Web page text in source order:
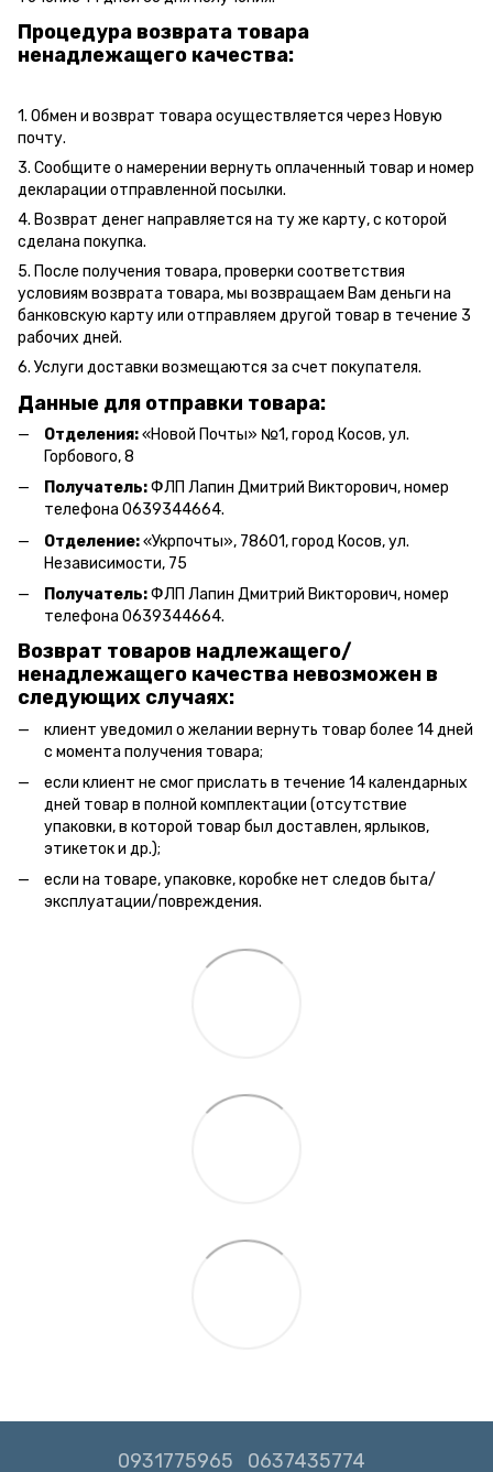
Процедура возврата товара
ненадлежащего качества:
1. Обмен и возврат товара осуществляется через Новую
почту.
3. Сообщите о намерении вернуть оплаченный товар и номер
декларации отправленной посылки.
4. Возврат денег направляется на ту же карту, с которой
сделана покупка.
5. После получения товара, проверки соответствия
условиям возврата товара, мы возвращаем Вам деньги на
банковскую карту или отправляем другой товар в течение 3
рабочих дней.
6. Услуги доставки возмещаются за счет покупателя.
Данные для отправки товара:
Отделения:«Новой Почты» №1, город Косов,ул.
Горбового, 8
Получатель:ФЛП Лапин Дмитрий Викторович, номер
телефона 0639344664.
Отделение:«Укрпочты», 78601, город Косов, ул.
Независимости, 75
Получатель:ФЛП Лапин Дмитрий Викторович, номер
телефона 0639344664.
Возврат товаров надлежащего/
ненадлежащего качества невозможен в
следующих случаях:
клиент уведомил о желании вернуть товар более 14 дней
с момента получения товара;
если клиент не смог прислать в течение 14 календарных
дней товар в полной комплектации (отсутствие
упаковки, в которой товар был доставлен, ярлыков,
этикеток и др.);
если на товаре, упаковке, коробке нет следов быта/
эксплуатации/повреждения.
0931775965 0637435774